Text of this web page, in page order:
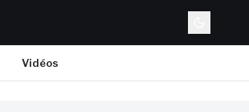
Vidéos